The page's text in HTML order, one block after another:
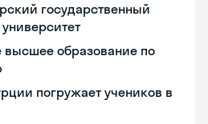
государственный
высшее образование по
погружает учеников в